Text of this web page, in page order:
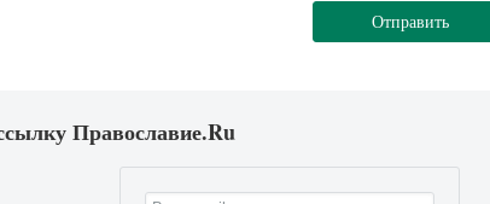
Отправить
Православие.Ru